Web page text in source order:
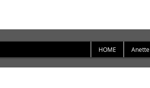
HOME Anette